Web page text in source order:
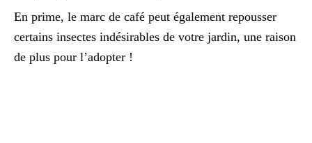
En prime, le marc de café peut également repousser
certains insectes indésirables de votre jardin, une raison
de plus pour l’adopter !